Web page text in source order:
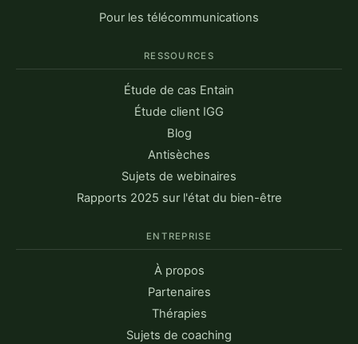
Pour les télécommunications
RESSOURCES
Étude de cas Entain
Étude client IGG
Blog
Antisèches
Sujets de webinaires
Rapports 2025 sur l'état du bien-être
ENTREPRISE
À propos
Partenaires
Thérapies
Sujets de coaching